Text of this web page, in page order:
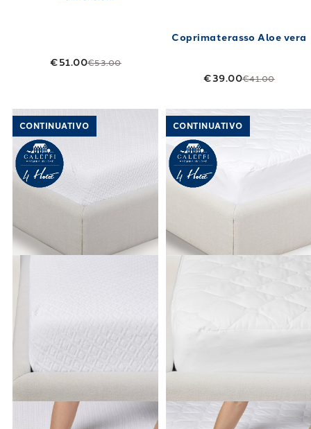
€51.00€53.00
Coprimaterasso Aloe vera
€39.00€41.00
Link to " Coprimaterasso Relax in Jersey di
CONTINUATIVO
Link to "
CONTINUATIVO